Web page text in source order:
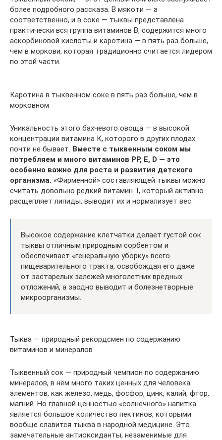
более подробного рассказа. В мякоти — а
соответственно, и в соке — тыквы представлена
практически вся группа витаминов В, содержится много
аскорбиновой кислоты и каротина — в пять раз больше,
чем в моркови, которая традиционно считается лидером
по этой части.
Каротина в тыквенном соке в пять раз больше, чем в
морковном
Уникальность этого бахчевого овоща — в высокой
концентрации витамина К, которого в других плодах
почти не бывает. Вместе с тыквенным соком мы
потребляем и много витаминов РР, Е, D — это
особенно важно для роста и развития детского
организма. «Фирменной» составляющей тыквы можно
считать довольно редкий витамин Т, который активно
расщепляет липиды, выводит их и нормализует вес.
Высокое содержание клетчатки делает густой сок
тыквы отличным природным сорбентом и
обеспечивает «генеральную уборку» всего
пищеварительного тракта, освобождая его даже
от застарелых залежей многолетних вредных
отложений, а заодно выводит и болезнетворные
микроорганизмы.
Тыква — природный рекордсмен по содержанию
витаминов и минералов
Тыквенный сок — природный чемпион по содержанию
минералов, в нём много таких ценных для человека
элементов, как железо, медь, фосфор, цинк, калий, фтор,
магний. Но главной ценностью «солнечного» напитка
является большое количество пектинов, которыми
вообще славится тыква в народной медицине. Это
замечательные антиоксиданты, незаменимые для